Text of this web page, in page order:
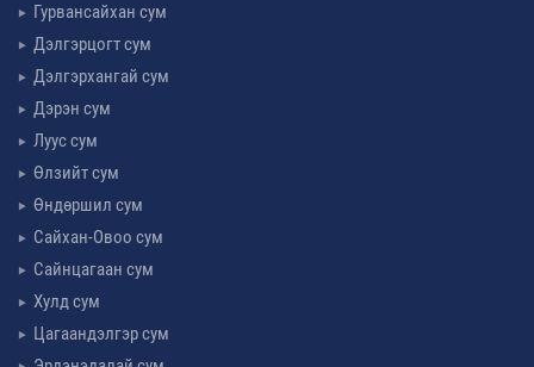
Гурвансайхан сум
Дэлгэрцогт сум
Дэлгэрхангай сум
Дэрэн сум
Луус сум
Өлзийт сум
Өндөршил сум
Сайхан-Овоо сум
Сайнцагаан сум
Хулд сум
Цагаандэлгэр сум